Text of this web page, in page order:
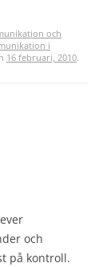
och
i
16 februari, 2010.
och
på kontroll.